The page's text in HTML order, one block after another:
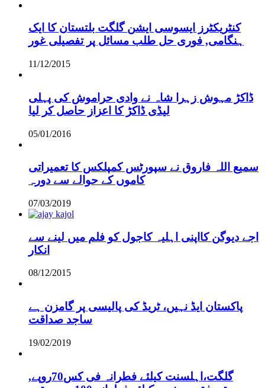
کنٹریکٹرز ایسوسی ایشن گلگت بلتستان کا ایک
ہنگامی, فوری حل طلب مسائل پر تفصیلی غور
11/12/2015
ڈاکڑ مہوش زہرا شاہ نے وادی حراموش کی پہلی
لیڈی ڈاکڑ کا اعزاز حاصل کر لیا
05/01/2016
سمیع اللہ فاروق نے سپورٹس کمپلکس کا تعمیراتی
کاموں کے حوالے سے دورہ
07/03/2019
اجے دیوگن کااپنی اہلیہ کاجول کو فلم میں لینے سے
انکار
08/12/2015
پاکستان ایڈ نہیں، ٹریڈ کی پالیسی پر گامزن ہے
ساجد صداقت
19/02/2019
,گلگت،اہلسنت کیلئے فطرانہ فی کس70روپے